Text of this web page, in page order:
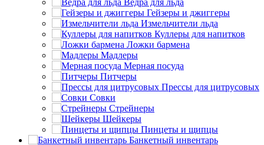
Гейзеры и джиггеры
Измельчители льда
Куллеры для напитков
Ложки бармена
Мадлеры
Мерная посуда
Питчеры
Прессы для цитрусовых
Совки
Стрейнеры
Шейкеры
Пинцеты и щипцы
Банкетный инвентарь